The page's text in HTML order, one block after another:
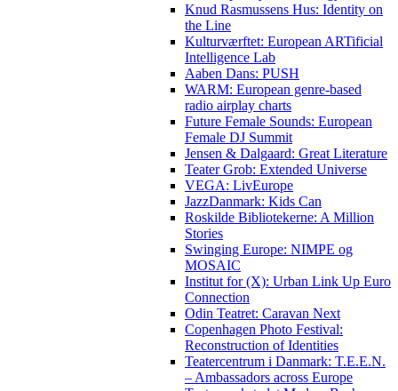
Knud Rasmussens Hus: Identity on
the Line
Kulturværftet: European ARTificial
Intelligence Lab
Aaben Dans: PUSH
WARM: European genre-based
radio airplay charts
Future Female Sounds: European
Female DJ Summit
Jensen & Dalgaard: Great Literature
Teater Grob: Extended Universe
VEGA: LivEurope
JazzDanmark: Kids Can
Roskilde Bibliotekerne: A Million
Stories
Swinging Europe: NIMPE og
MOSAIC
Institut for (X): Urban Link Up Euro
Connection
Odin Teatret: Caravan Next
Copenhagen Photo Festival:
Reconstruction of Identities
Teatercentrum i Danmark: T.E.E.N.
– Ambassadors across Europe